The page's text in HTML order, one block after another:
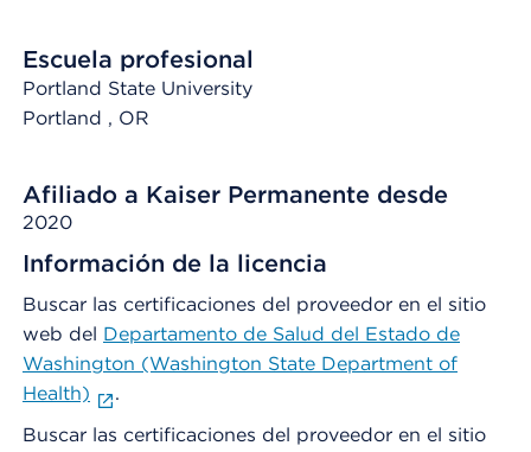
Escuela profesional
Portland State University
Portland , OR
Afiliado a Kaiser Permanente desde
2020
Información de la licencia
Buscar las certificaciones del proveedor en el sitio
web del Departamento de Salud del Estado de
Washington (Washington State Department of
Health)
.
Buscar las certificaciones del proveedor en el sitio